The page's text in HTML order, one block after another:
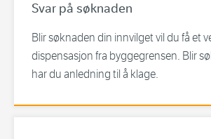
Svar på søknaden
Blir søknaden din innvilget vil du få et
dispensasjon fra byggegrensen. Blir
har du anledning til å klage.